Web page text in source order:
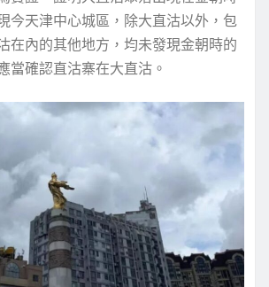
今天津中心城區，除大直沽以外，包
在內的其他地方，均未發現金朝時的
當確認直沽寨在大直沽。